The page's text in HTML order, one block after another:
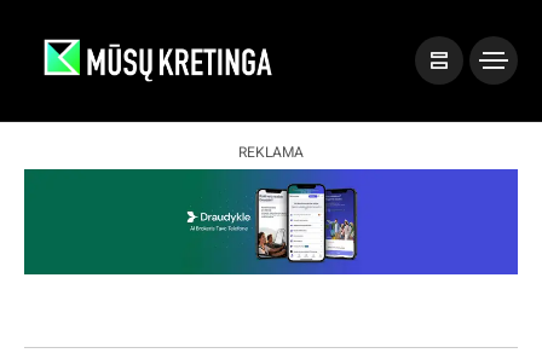
REKLAMA